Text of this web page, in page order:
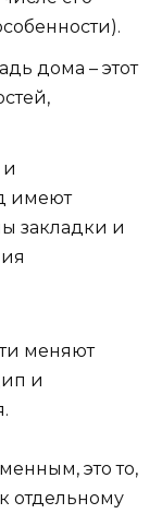
дома – этот
и
имеют
закладки и
меняют
и
это то,
отдельному